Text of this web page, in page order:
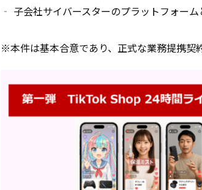
‐ 子会社サイバースターのプラットフォー
※本件は基本合意であり、正式な業務提携契